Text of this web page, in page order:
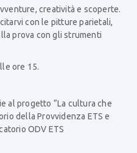
creatività e scoperte.
con le pitture parietali,
prova con gli strumenti
ore 15.
al progetto “La cultura che
della Provvidenza ETS e
ODV ETS